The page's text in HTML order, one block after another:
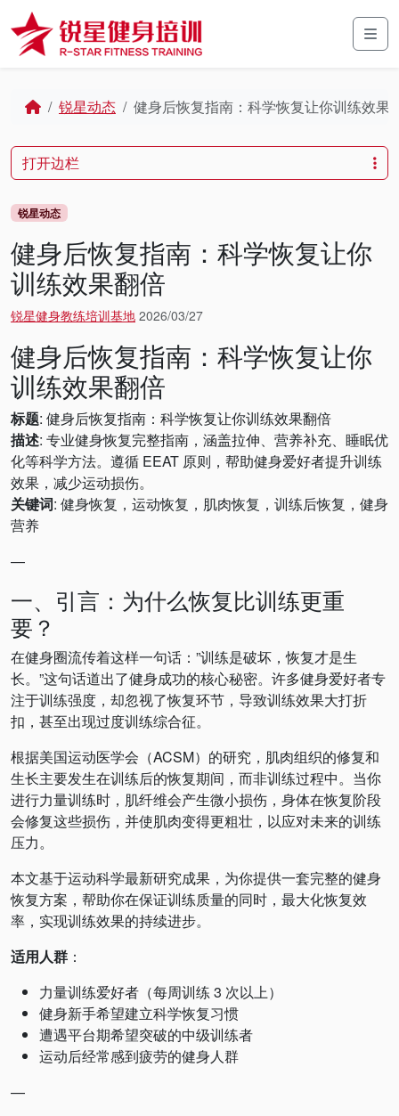
Skip to content
Skip to footer
Home锐星动态 健身后恢复指南：科学恢复让你训练效果
锐星动态
健身后恢复指南：科学恢复让你
训练效果翻倍
锐星健身教练培训基地 2026/03/27
健身后恢复指南：科学恢复让你
训练效果翻倍
标题: 健身后恢复指南：科学恢复让你训练效果翻倍
描述: 专业健身恢复完整指南，涵盖拉伸、营养补充、睡眠优
化等科学方法。遵循 EEAT 原则，帮助健身爱好者提升训练
效果，减少运动损伤。
关键词: 健身恢复，运动恢复，肌肉恢复，训练后恢复，健身
营养
—
一、引言：为什么恢复比训练更重
要？
在健身圈流传着这样一句话：”训练是破坏，恢复才是生
长。”这句话道出了健身成功的核心秘密。许多健身爱好者专
注于训练强度，却忽视了恢复环节，导致训练效果大打折
扣，甚至出现过度训练综合征。
根据美国运动医学会（ACSM）的研究，肌肉组织的修复和
生长主要发生在训练后的恢复期间，而非训练过程中。当你
进行力量训练时，肌纤维会产生微小损伤，身体在恢复阶段
会修复这些损伤，并使肌肉变得更粗壮，以应对未来的训练
压力。
本文基于运动科学最新研究成果，为你提供一套完整的健身
恢复方案，帮助你在保证训练质量的同时，最大化恢复效
率，实现训练效果的持续进步。
适用人群 ：
力量训练爱好者（每周训练 3 次以上）
健身新手希望建立科学恢复习惯
遭遇平台期希望突破的中级训练者
运动后经常感到疲劳的健身人群
—
打开边栏